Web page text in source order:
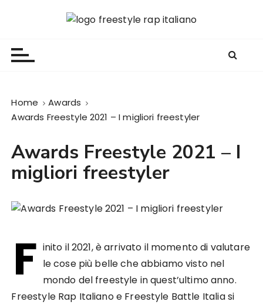
Home
Awards
Awards Freestyle 2021 – I migliori freestyler
Awards Freestyle 2021 – I
migliori freestyler
F inito il 2021, è arrivato il momento di valutare
le cose più belle che abbiamo visto nel
mondo del freestyle in quest’ultimo anno.
Freestyle Rap Italiano e Freestyle Battle Italia si